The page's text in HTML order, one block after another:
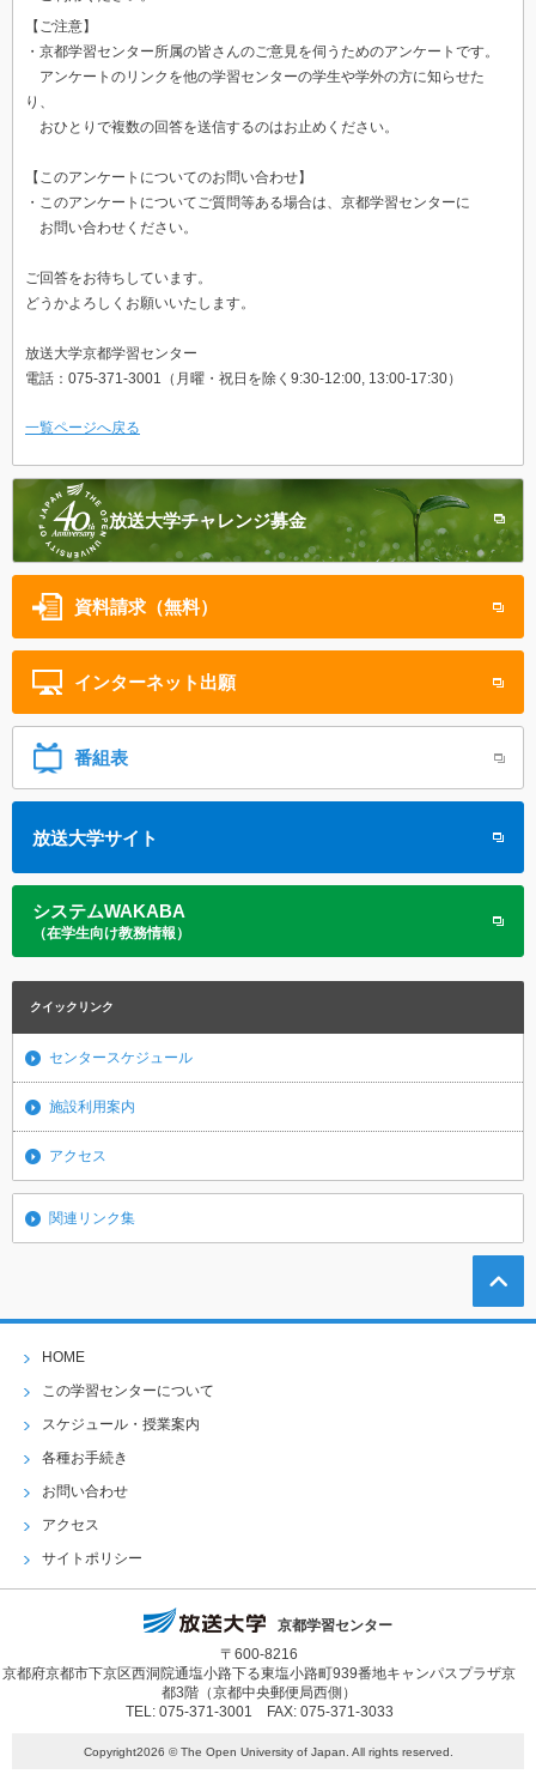
【ご注意】
・京都学習センター所属の皆さんのご意見を伺うためのアンケートです。
アンケートのリンクを他の学習センターの学生や学外の方に知らせた
り、
おひとりで複数の回答を送信するのはお止めください。
【このアンケートについてのお問い合わせ】
・このアンケートについてご質問等ある場合は、京都学習センターに
お問い合わせください。
ご回答をお待ちしています。
どうかよろしくお願いいたします。
放送大学京都学習センター
電話：075-371-3001（月曜・祝日を除く9:30-12:00, 13:00-17:30）
一覧ページへ戻る
放送大学チャレンジ募金
資料請求（無料）
インターネット 出願
番組表
放送大学サイト
システムWAKABA
（在学生向け教務情報）
クイックリンク
センタースケジュール
施設利用案内
アクセス
関連リンク集
HOME
この学習センターについて
スケジュール・授業案内
各種お手続き
お問い合わせ
アクセス
サイトポリシー
京都学習センター
〒600-8216
京都府京都市下京区西洞院通塩小路下る東塩小路町939番地キャンパスプラザ京
都3階（京都中央郵便局西側）
TEL: 075-371-3001 FAX: 075-371-3033
Copyright2026 © The Open University of Japan. All rights reserved.